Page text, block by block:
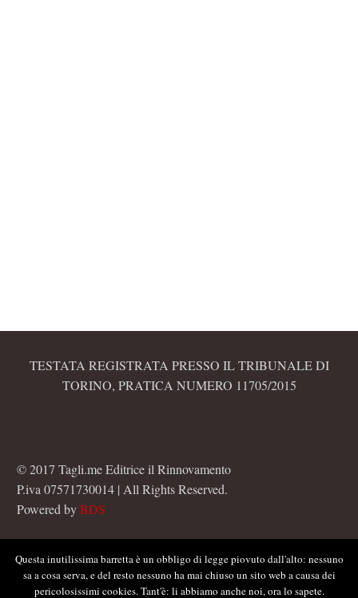
TESTATA REGISTRATA PRESSO IL TRIBUNALE DI
TORINO, PRATICA NUMERO 11705/2015
© 2017 Tagli.me Editrice il Rinnovamento
P.iva 07571730014 | All Rights Reserved.
Powered byBDS
Questa inutilissima barretta è un obbligo di legge piovuto dall'alto: nessuno
sa a cosa serva, e del resto nessuno ha mai chiuso un sito web a causa dei
pericolosissimi cookies. Tant'è: li abbiamo anche noi, ora lo sapete.